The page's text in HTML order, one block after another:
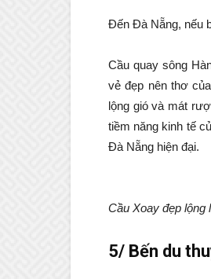
Đến Đà Nẵng, nếu
Cầu quay sông
vẻ đẹp nên thơ
lộng gió và mát
tiềm năng kinh tế
Đà Nẵng hiện đại.
Cầu Xoay đẹp lộng
5/ Bến du